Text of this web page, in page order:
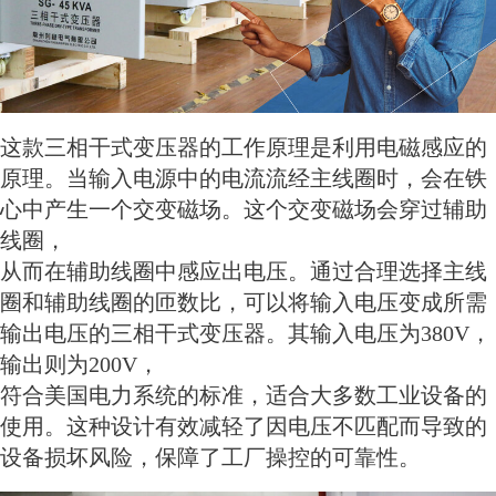
这款三相干式变压器的工作原理是利用电磁感应的
原理。当输入电源中的电流流经主线圈时，会在铁
心中产生一个交变磁场。这个交变磁场会穿过辅助
线圈，
从而在辅助线圈中感应出电压。通过合理选择主线
圈和辅助线圈的匝数比，可以将输入电压变成所需
输出电压的三相干式变压器。其输入电压为380V，
输出则为200V，
符合美国电力系统的标准， 适合大多数工业设备的
使用。这种设计有效减轻了因电压不匹配而导致的
设备损坏风险，保障了工厂操控的可靠性。